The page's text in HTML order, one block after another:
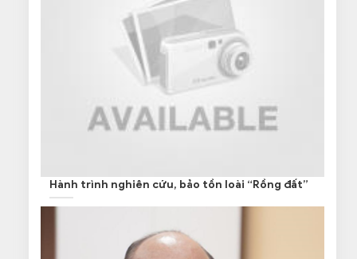
Hành trình nghiên cứu, bảo tồn loài “Rồng đất”